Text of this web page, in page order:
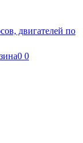
двигателей по
0 0